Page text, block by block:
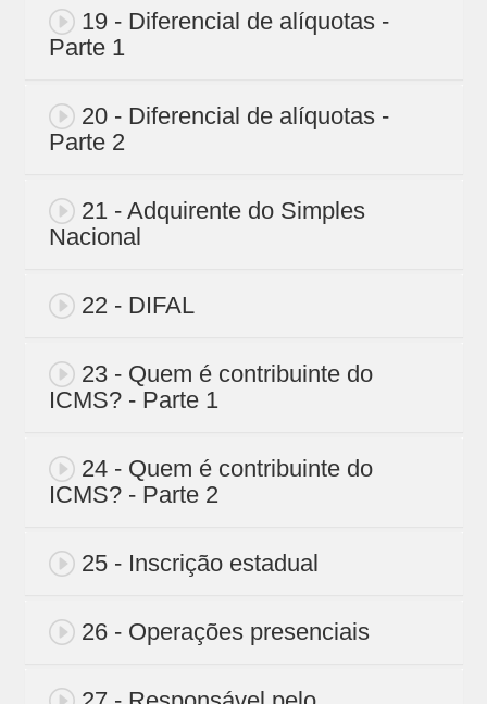
19 - Diferencial de alíquotas -
Parte 1
20 - Diferencial de alíquotas -
Parte 2
21 - Adquirente do Simples
Nacional
22 - DIFAL
23 - Quem é contribuinte do
ICMS? - Parte 1
24 - Quem é contribuinte do
ICMS? - Parte 2
25 - Inscrição estadual
26 - Operações presenciais